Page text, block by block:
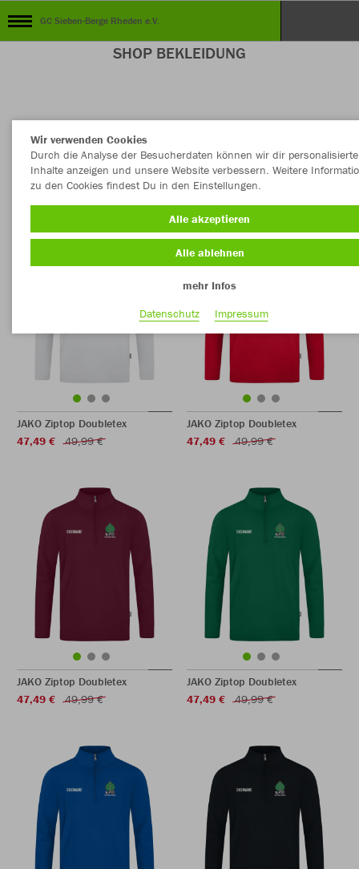
GC Sieben-Berge Rheden e.V.
SHOP BEKLEIDUNG
JAKO Ziptop Doubletex
47,49 €
49,99 €
JAKO Ziptop Doubletex
47,49 €
49,99 €
JAKO Ziptop Doubletex
47,49 €
49,99 €
JAKO Ziptop Doubletex
47,49 €
49,99 €
Wir verwenden Cookies
Durch die Analyse der Besucherdaten können wir dir personalisierte
Inhalte anzeigen und unsere Website verbessern. Weitere
zu den Cookies findest Du in den Einstellungen.
Alle akzeptieren
Alle ablehnen
mehr Infos
Datenschutz
Impressum